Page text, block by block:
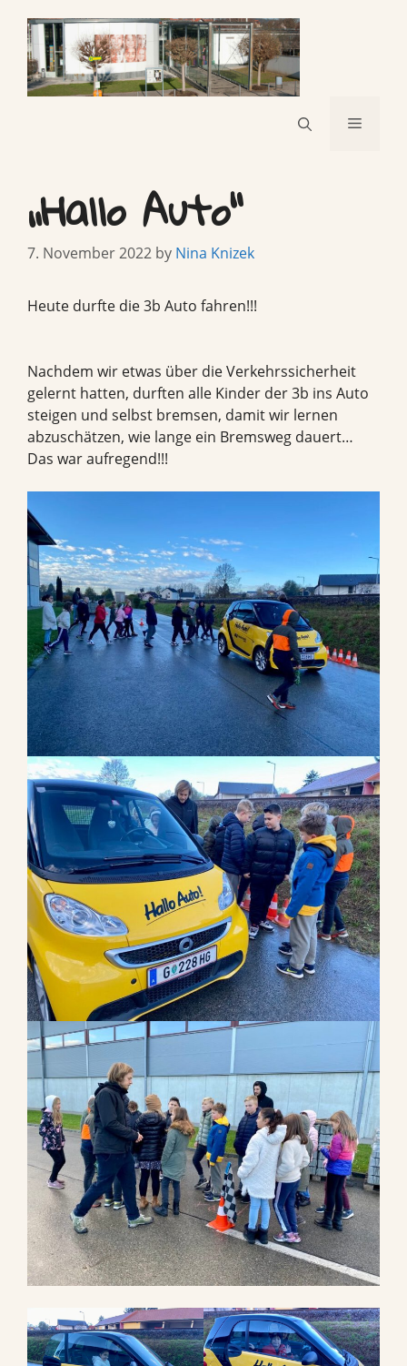
content
Menu
„Hallo Auto“
7. November 2022 by Nina Knizek
Heute durfte die 3b Auto fahren!!!
Nachdem wir etwas über die Verkehrssicherheit
gelernt hatten, durften alle Kinder der 3b ins Auto
steigen und selbst bremsen, damit wir lernen
abzuschätzen, wie lange ein Bremsweg dauert…
Das war aufregend!!!